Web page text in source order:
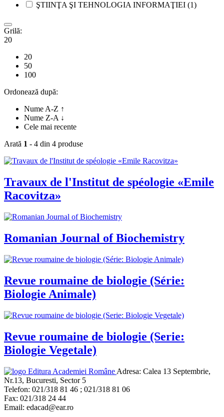
ŞTIINŢA ŞI TEHNOLOGIA INFORMAŢIEI (1)
Grilă:
20
20
50
100
Ordonează după:
Nume A-Z ↑
Nume Z-A ↓
Cele mai recente
Arată 1 - 4 din 4 produse
Travaux de l'Institut de spéologie «Emile
Racovitza»
Romanian Journal of Biochemistry
Revue roumaine de biologie (Série:
Biologie Animale)
Revue roumaine de biologie (Serie:
Biologie Vegetale)
Editura Academiei Române Adresa: Calea 13 Septembrie,
Nr.13, Bucuresti, Sector 5
Telefon: 021/318 81 46 ; 021/318 81 06
Fax: 021/318 24 44
Email: edacad@ear.ro